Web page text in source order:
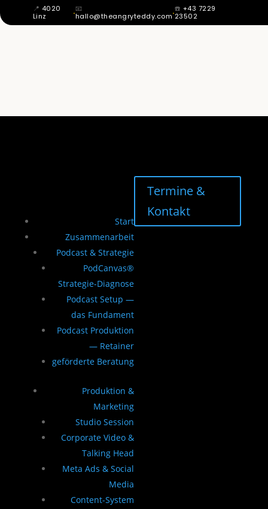
📍 4020
Linz
·📧
hallo@theangryteddy.com·☎️ +43 7229
23502
Start
Zusammenarbeit
Podcast & Strategie
PodCanvas®
Strategie-Diagnose
Podcast Setup —
das Fundament
Podcast Produktion
— Retainer
geförderte Beratung
Produktion &
Marketing
Studio Session
Corporate Video &
Talking Head
Meta Ads & Social
Media
Content-System
Termine &
Kontakt